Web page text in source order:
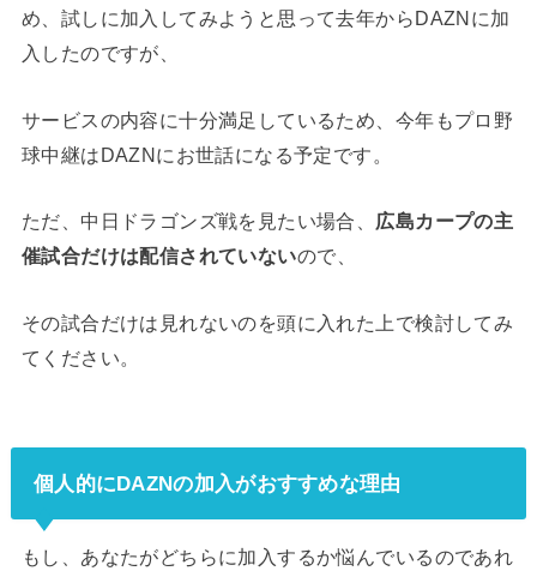
め、試しに加入してみようと思って去年からDAZNに加
入したのですが、
サービスの内容に十分満足しているため、今年もプロ野
球中継はDAZNにお世話になる予定です。
ただ、中日ドラゴンズ戦を見たい場合、 広島カープの主
催試合だけは配信されていないので、
その試合だけは見れないのを頭に入れた上で検討してみ
てください。
個人的にDAZNの加入がおすすめな理由
もし、あなたがどちらに加入するか悩んでいるのであれ